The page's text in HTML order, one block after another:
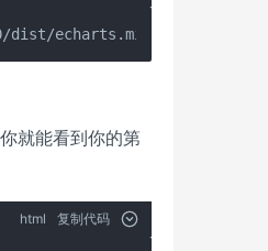
dist/echarts.min.js"></script>
就能看到你的第
html 复制代码